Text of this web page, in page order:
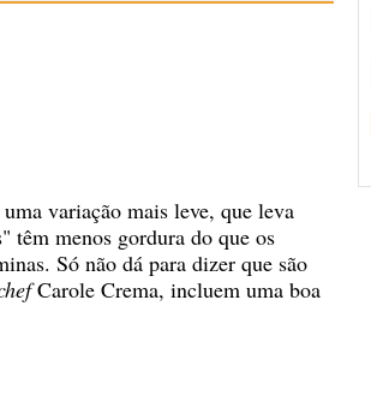
variação mais leve, que leva
têm menos gordura do que os
Só não dá para dizer que são
Carole Crema, incluem uma boa